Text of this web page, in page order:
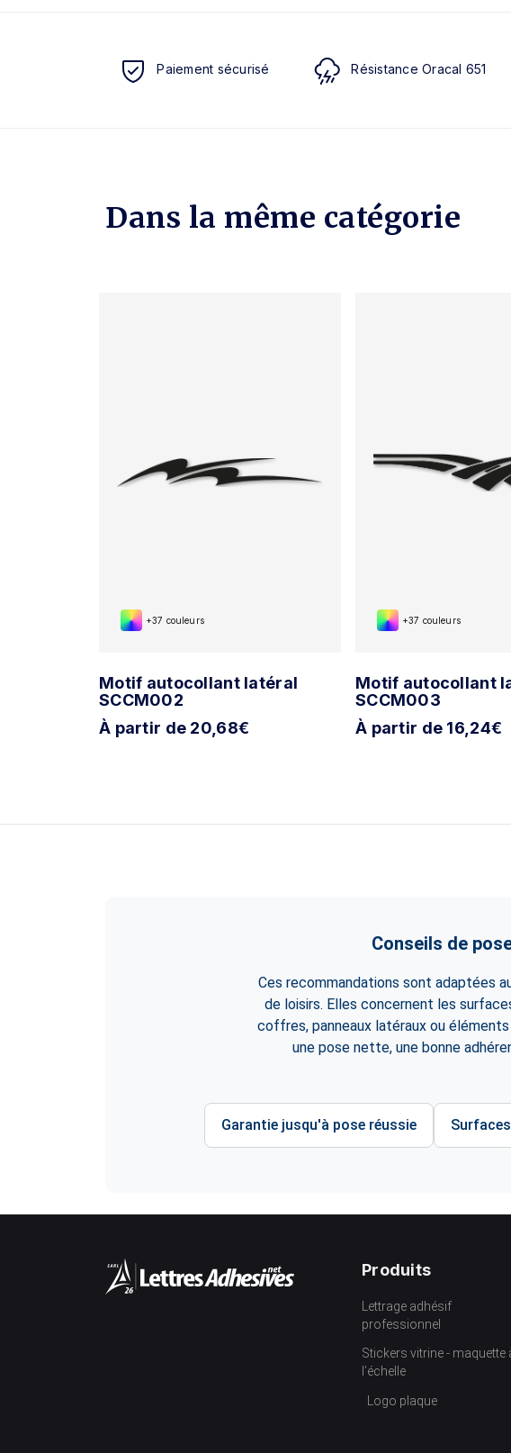
Paiement sécurisé Résistance Oracal 651
Dans la même catégorie
+37 couleurs
Motif autocollant latéral
SCCM002
À partir de 20,68€
+37 couleurs
Motif autocollant
SCCM003
À partir de 16,24€
Conseils de
Ces recommandations sont adaptées
de loisirs. Elles concernent les
coffres, panneaux latéraux ou
une pose nette, une bonne
Garantie jusqu'à pose réussie
Produits
Lettrage adhésif
professionnel
Stickers vitrine - maquette
l’échelle
Logo plaque